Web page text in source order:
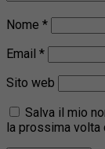
Nome *
Email *
Sito web
Salva il mio
la prossima volta